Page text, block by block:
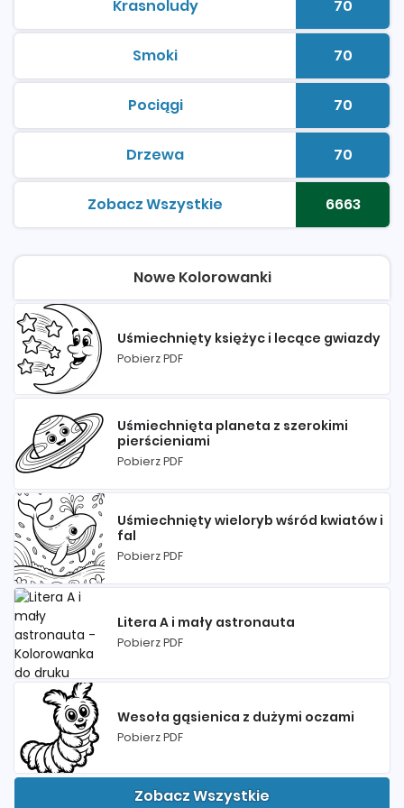
Krasnoludy
kolorowanki do druku Liczba
70
Smokikolorowanki do druku Liczba
70
Pociągi
kolorowanki do druku Liczba
70
Drzewakolorowanki do druku Liczba
70
Zobacz Wszystkiekolorowanki do druku Liczba
6663
Nowe Kolorowanki
Uśmiechnięty księżyc i lecące gwiazdy
Pobierz PDF
Uśmiechnięta planeta z szerokimi
pierścieniami
Pobierz PDF
Uśmiechnięty wieloryb wśród kwiatów i
fal
Pobierz PDF
Litera A i mały astronauta
Pobierz PDF
Wesoła gąsienica z dużymi oczami
Pobierz PDF
Zobacz Wszystkie